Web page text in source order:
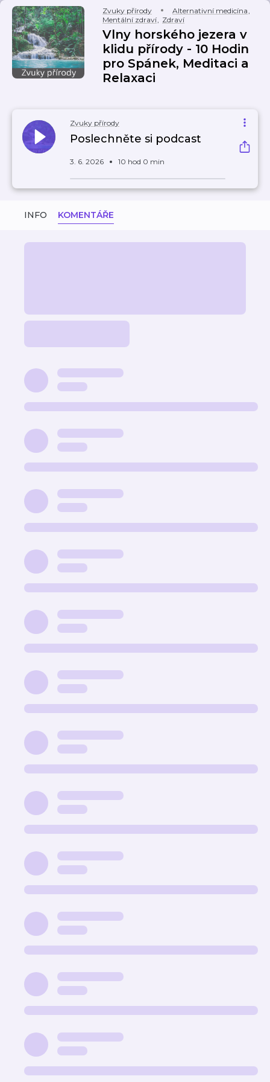
Zvuky přírody Alternativní medicína,
Mentální zdraví, Zdraví
Vlny horského jezera v
klidu přírody - 10 Hodin
pro Spánek, Meditaci a
Relaxaci
Zvuky přírody
Poslechněte si podcast
3. 6. 2026 10 hod 0 min
INFO KOMENTÁŘE